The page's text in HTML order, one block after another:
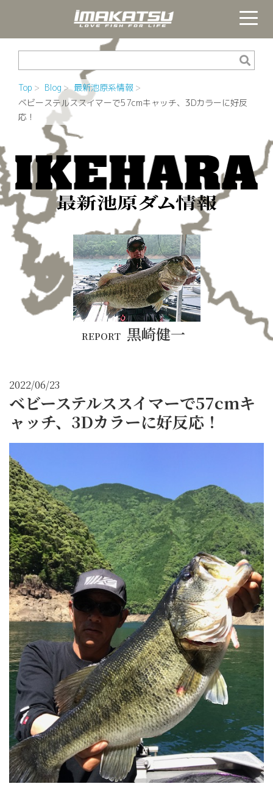
Top Blog
最新池原系情報
ベビーステルススイマーで57cmキャッチ、3Dカラーに好反
応！
REPORT 黒崎健一
2022/06/23
ベビーステルススイマーで57cmキ
ャッチ、3Dカラーに好反応！